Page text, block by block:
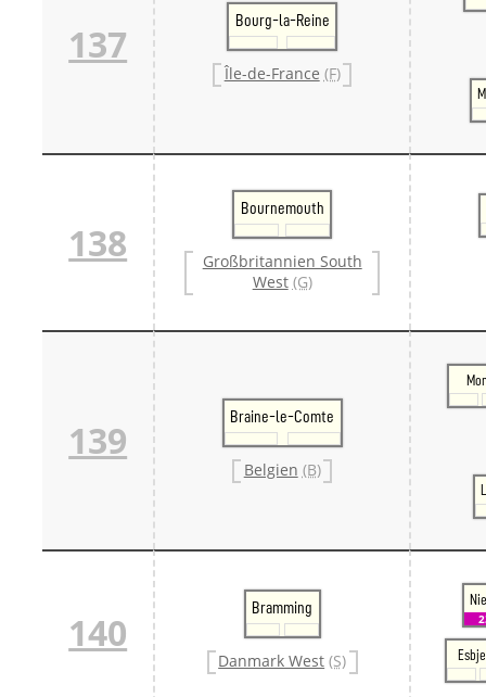
137
Bourg-la-Reine
Île-de-France (F)
138
Bournemouth
Großbritannien South
West (G)
139
Braine-le-Comte
Belgien (B)
140
Bramming
Danmark West (S)